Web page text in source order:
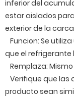
inferior del
estar aislados
exterior de la
Funcion: Se
que el refrigerante
Remplaza:
Verifique que las
producto sean